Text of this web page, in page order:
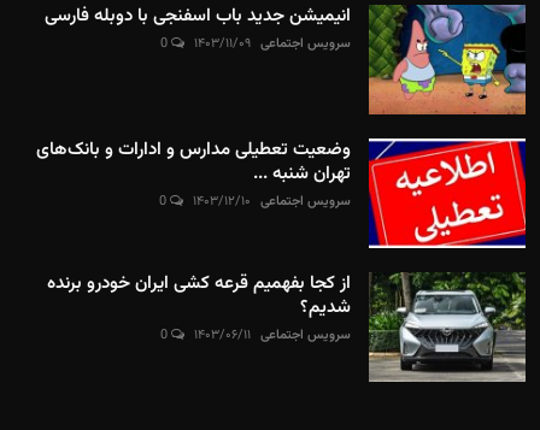
انیمیشن جدید باب اسفنجی با دوبله فارسی
سرویس اجتماعی ۱۴۰۳/۱۱/۰۹
وضعیت تعطیلی مدارس و ادارات و بانک‌های
تهران شنبه ...
سرویس اجتماعی ۱۴۰۳/۱۲/۱۰
از کجا بفهمیم قرعه کشی ایران خودرو برنده
شدیم؟
سرویس اجتماعی ۱۴۰۳/۰۶/۱۱